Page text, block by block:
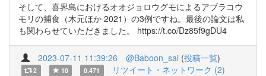
そして、喜界島におけるオオジョロウグモによるアブラコウ
モリの捕食（木元ほか 2021）の3例ですね。最後の論文は私
も関わらせていただきました。 https://t.co/Dz85f9gDU4
2023-07-11 11:39:26 @Baboon_sai (投稿一覧)
2 10 0.471 リツイート・ネットワーク (2)